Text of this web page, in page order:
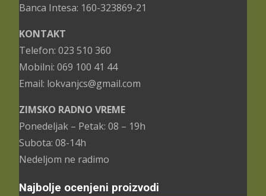
Banca Intesa: 160-323869-21
KONTAKT
Telefon: 023 510 360
Mobilni: 069 100 41 44
Email: lokvanjcs@gmail.com
ZIMSKO RADNO VREME
Ponedeljak – Petak: 08 – 19h
Subota: 08-14h
Nedeljom ne radimo
Najbolje ocenjeni proizvodi